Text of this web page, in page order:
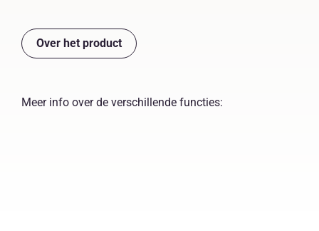
Over het product
Meer info over de verschillende functies: